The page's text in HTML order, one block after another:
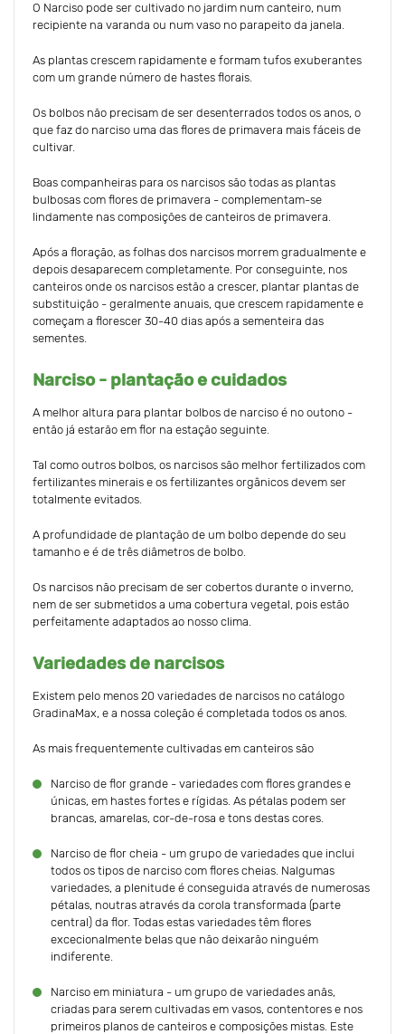
O Narciso pode ser cultivado no jardim num canteiro, num
recipiente na varanda ou num vaso no parapeito da janela.
As plantas crescem rapidamente e formam tufos exuberantes
com um grande número de hastes florais.
Os bolbos não precisam de ser desenterrados todos os anos, o
que faz do narciso uma das flores de primavera mais fáceis de
cultivar.
Boas companheiras para os narcisos são todas as plantas
bulbosas com flores de primavera - complementam-se
lindamente nas composições de canteiros de primavera.
Após a floração, as folhas dos narcisos morrem gradualmente e
depois desaparecem completamente. Por conseguinte, nos
canteiros onde os narcisos estão a crescer, plantar plantas de
substituição - geralmente anuais, que crescem rapidamente e
começam a florescer 30-40 dias após a sementeira das
sementes.
Narciso - plantação e cuidados
A melhor altura para plantar bolbos de narciso é no outono -
então já estarão em flor na estação seguinte.
Tal como outros bolbos, os narcisos são melhor fertilizados com
fertilizantes minerais e os fertilizantes orgânicos devem ser
totalmente evitados.
A profundidade de plantação de um bolbo depende do seu
tamanho e é de três diâmetros de bolbo.
Os narcisos não precisam de ser cobertos durante o inverno,
nem de ser submetidos a uma cobertura vegetal, pois estão
perfeitamente adaptados ao nosso clima.
Variedades de narcisos
Existem pelo menos 20 variedades de narcisos no catálogo
GradinaMax, e a nossa coleção é completada todos os anos.
As mais frequentemente cultivadas em canteiros são
Narciso de flor grande - variedades com flores grandes e
únicas, em hastes fortes e rígidas. As pétalas podem ser
brancas, amarelas, cor-de-rosa e tons destas cores.
Narciso de flor cheia - um grupo de variedades que inclui
todos os tipos de narciso com flores cheias. Nalgumas
variedades, a plenitude é conseguida através de numerosas
pétalas, noutras através da corola transformada (parte
central) da flor. Todas estas variedades têm flores
excecionalmente belas que não deixarão ninguém
indiferente.
Narciso em miniatura - um grupo de variedades anãs,
criadas para serem cultivadas em vasos, contentores e nos
primeiros planos de canteiros e composições mistas. Este